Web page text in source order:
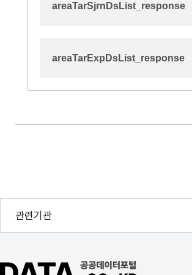
areaTarSjrnDsList_response
areaTarExpDsList_response
관련기관
행정안전부
한국지능정보사회진흥원
공공데이터포털 바로가기